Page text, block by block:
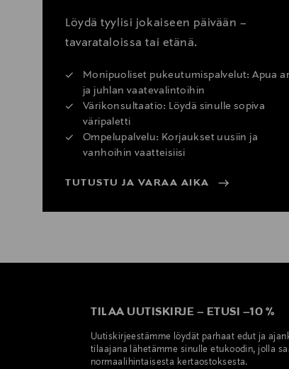
Löydä tyylisi jokaiseen päivään –
tavarataloissa tai etänä.
Monipuoliset pukeutumispalvelut: Apua
ja juhlan vaatevalintoihin
Värikonsultaatio: Löydä sinulle sopiva
väripaletti
Ompelupalvelu: Korjaukset uusiin ja
vanhoihin vaatteisiisi
TUTUSTU JA VARAA AIKA
TILAA UUTISKIRJE – ETUSI –10 %
Uutiskirjeestämme löydät parhaat edut ja
tilaajana lähetämme sinulle etukoodin, jolla
normaalihintaisesta kertaostoksesta.